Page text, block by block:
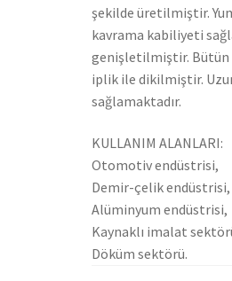
şekilde üretilmiştir.
kavrama kabiliyeti
genişletilmiştir. Bütün
iplik ile dikilmiştir.
sağlamaktadır.
KULLANIM ALANLARI:
Otomotiv endüstrisi,
Demir-çelik endüstrisi,
Alüminyum endüstrisi,
Kaynaklı imalat
Döküm sektörü.